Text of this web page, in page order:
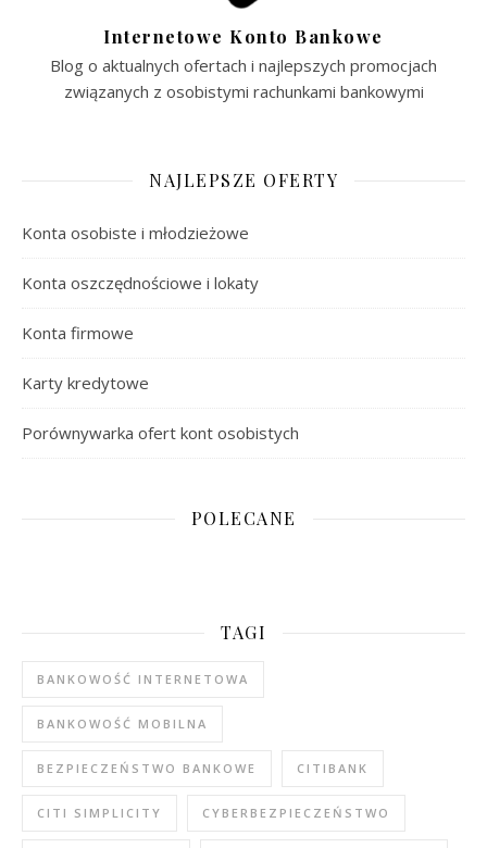
Internetowe Konto Bankowe
Blog o aktualnych ofertach i najlepszych promocjach
związanych z osobistymi rachunkami bankowymi
NAJLEPSZE OFERTY
Konta osobiste i młodzieżowe
Konta oszczędnościowe i lokaty
Konta firmowe
Karty kredytowe
Porównywarka ofert kont osobistych
POLECANE
TAGI
BANKOWOŚĆ INTERNETOWA
BANKOWOŚĆ MOBILNA
BEZPIECZEŃSTWO BANKOWE CITIBANK
CITI SIMPLICITY CYBERBEZPIECZEŃSTWO